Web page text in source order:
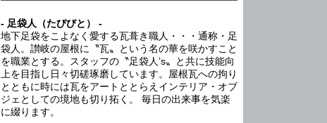
- 足袋人（たびびと） -
地下足袋をこよなく愛する瓦葺き職人・・・通称・足
袋人。讃岐の屋根に〝瓦〟という名の華を咲かすこと
を職業とする。スタッフの〝足袋人’s〟と共に技能向
上を目指し日々切磋琢磨しています。屋根瓦への拘り
とともに時には瓦をアートととらえインテリア・オブ
ジェとしての境地も切り拓く。 毎日の出来事を気楽
に綴ります。